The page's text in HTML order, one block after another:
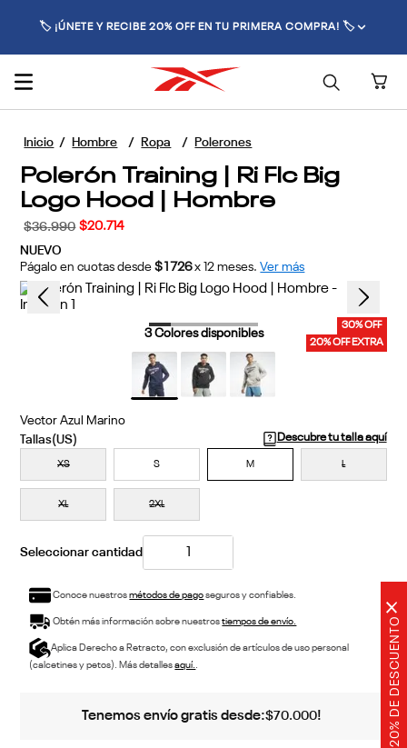
20% DE DESCUENTO
×
🚚 ENVÍO GRATIS POR COMPRAS SUPERIORES A $70.000 🚚
Hombre Ropa Polerones
Polerón Training | Ri Flc Big
Logo Hood | Hombre
$36.990 $20.714
NUEVO
Págalo en cuotas desde $1726 x 12 meses. Ver más
30% OFF
20% OFF EXTRA
3Colores disponibles
Vector Azul Marino
Descubre tu talla aquí
XS S M L
XL 2XL
Conoce nuestrosmétodos de pagoseguros y confiables.
Obtén más información sobre nuestrostiempos de envío.
Aplica Derecho a Retracto, con exclusión de artículos de uso personal
(calcetines y petos). Más detallesaquí..
Tenemos envío gratis desde:$70.000!